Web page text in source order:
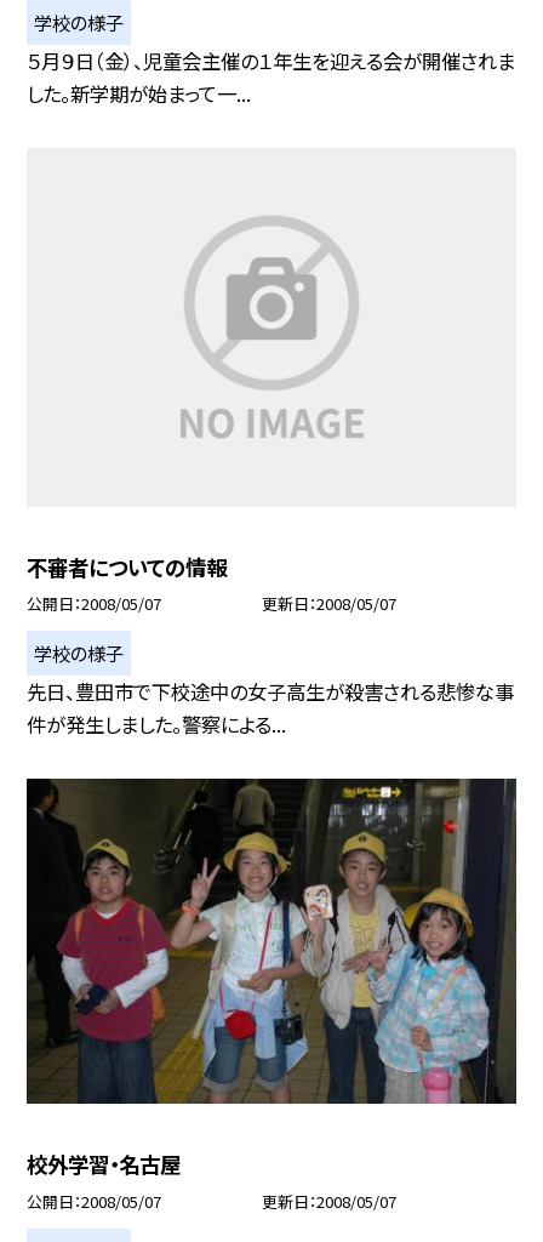
学校の様子
５月９日（金）、児童会主催の１年生を迎える会が開催されま
した。新学期が始まって一...
不審者についての情報
公開日 2008/05/07 更新日 2008/05/07
学校の様子
先日、豊田市で下校途中の女子高生が殺害される悲惨な事
件が発生しました。警察による...
校外学習・名古屋
公開日 2008/05/07 更新日 2008/05/07